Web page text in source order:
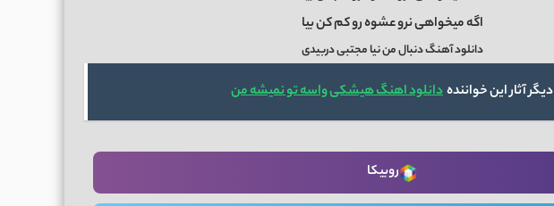
اگه میخواهی نرو عشوه رو کم کن بیا
دانلود آهنگ دنبال من نیا مجتبی دربیدی
دیگر آثار این خوانندهدانلود اهنگ هیشکی واسه تو نمیشه من
روبیکا